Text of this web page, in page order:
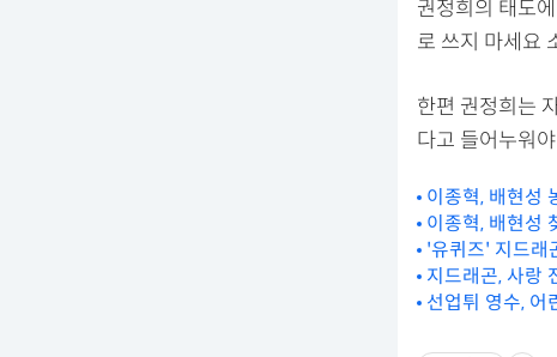
권정희의 태도
로 쓰지 마세요
한편 권정희는
다고 들어누워
이종혁, 배현성
이종혁, 배현성
'유퀴즈' 지드래
지드래곤, 사랑
선업튀 영수, 어